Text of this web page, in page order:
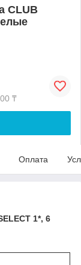
CLUB
₸
Оплата
1*, 6